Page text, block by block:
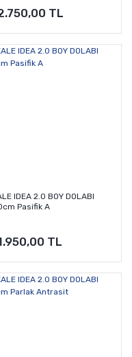
TL
IDEA 2.0 BOY DOLABI
Pasifik A
TL